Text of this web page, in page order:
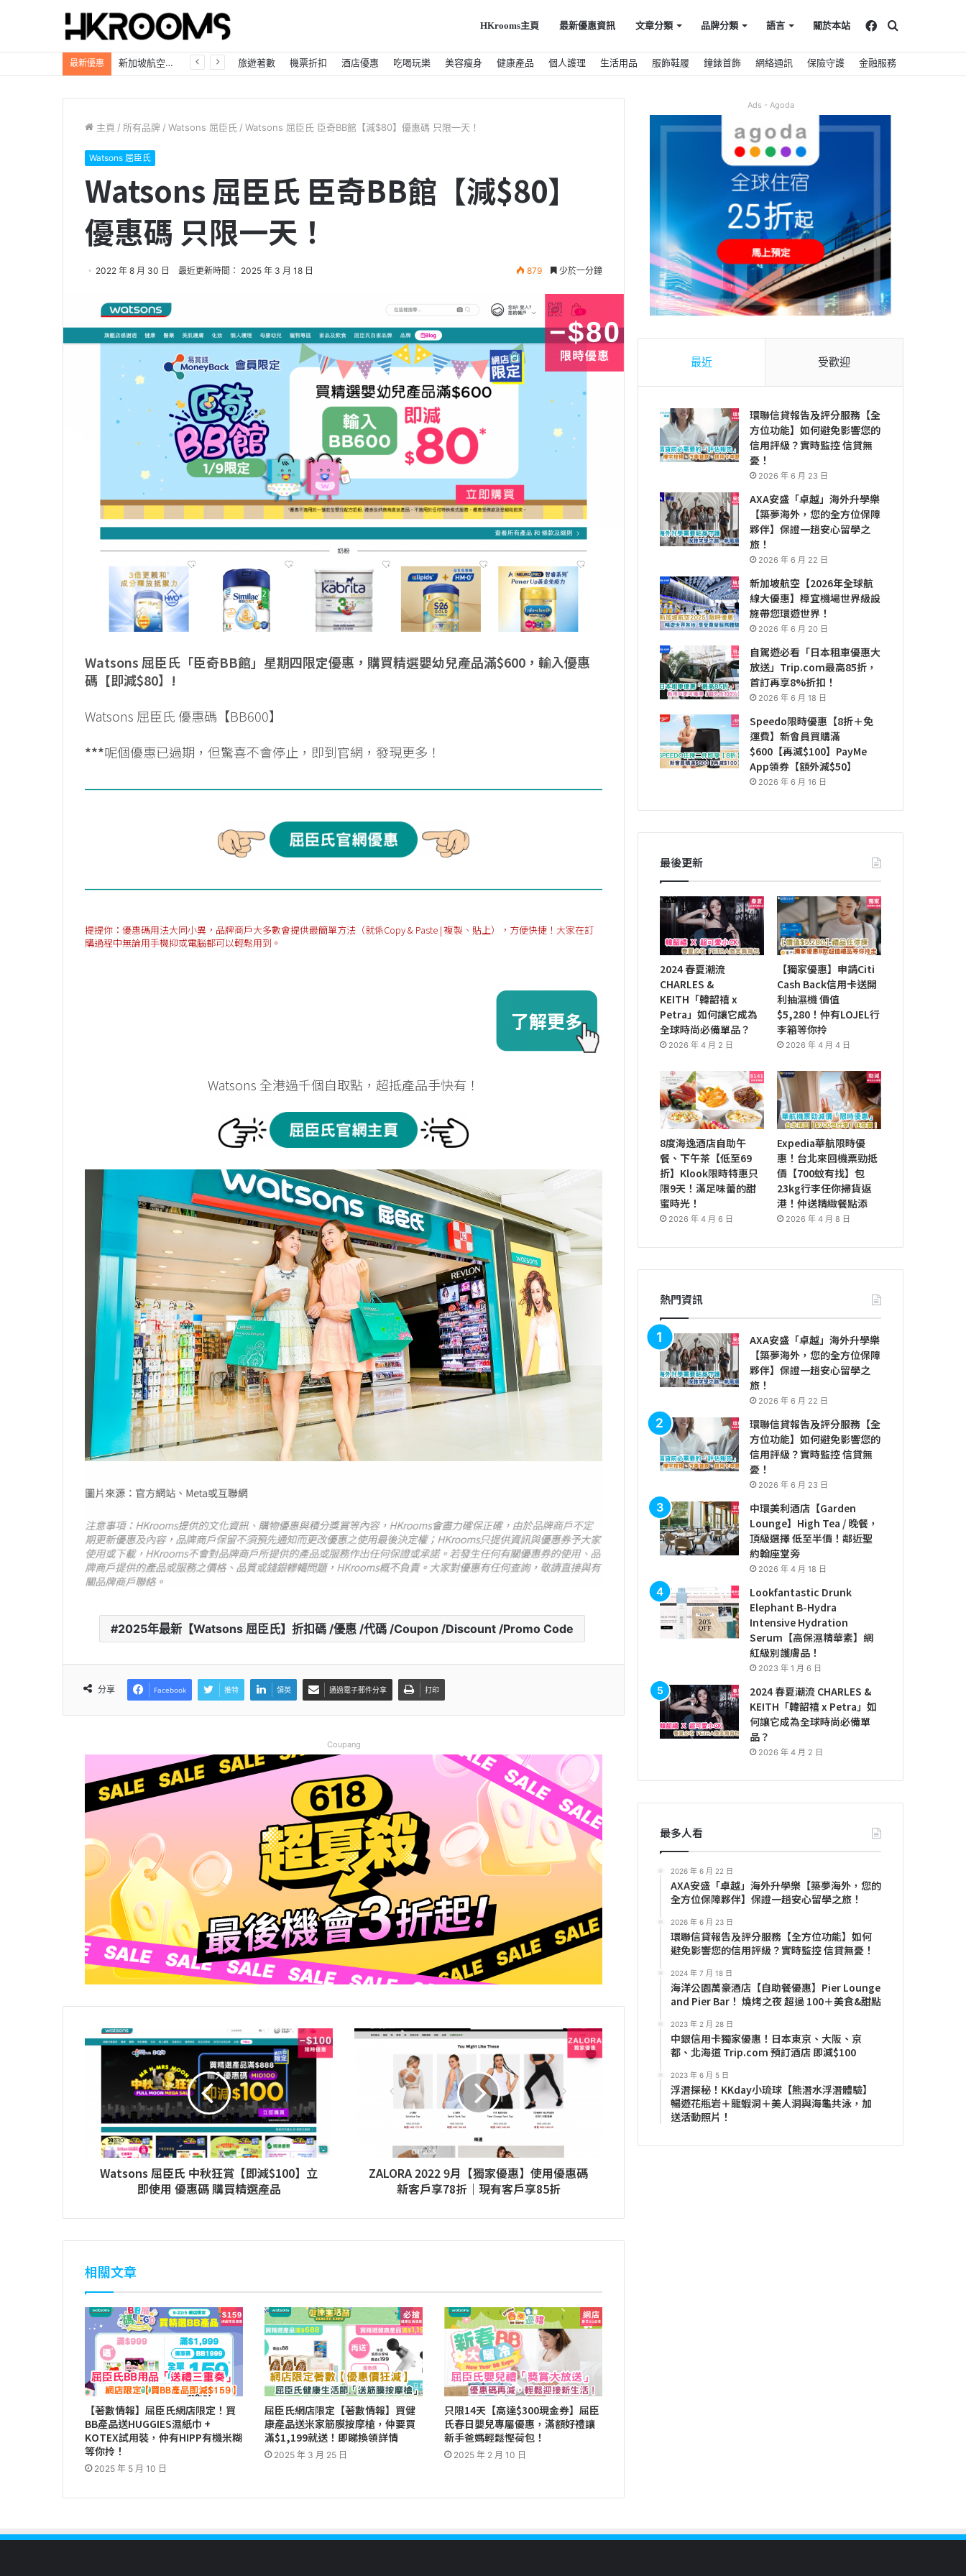
HKrooms主頁 最新優惠資訊 文章分類 品牌分類 語言 關於本站 搜
尋
Facebook
最新優惠 新加坡航空【2026年全球航線大優惠】樟宜機場世界級設施帶您環遊世界！ 旅遊著數 機票折扣 酒店優惠 吃喝玩樂 美容瘦身 健康產品 個人護理 生活用品 服飾鞋履 鐘錶首飾 網絡通訊 保險守護 金融服務
主頁 / 所有品牌 / Watsons 屈臣氏 / Watsons 屈臣氏 臣奇BB館【減$80】優惠碼 只限一天！
Watsons 屈臣氏
Watsons 屈臣氏 臣奇BB館【減$80】
優惠碼 只限一天！
2022 年 8 月 30 日 最近更新時間： 2025 年 3 月 18 日 879 少於一分鐘
Watsons 屈臣氏「臣奇BB館」星期四限定優惠，購買精選嬰幼兒產品滿$600，輸入優惠
碼【即減$80】 !
Watsons 屈臣氏 優惠碼【BB600】
***呢個優惠已過期，但驚喜不會停止，即到官網，發現更多！
提提你：優惠碼用法大同小異，品牌商戶大多數會提供最簡單方法（就係Copy & Paste | 複製、貼上），方便快捷！大家在訂
購過程中無論用手機抑或電腦都可以輕鬆用到。
Watsons 全港過千個自取點，超抵產品手快有！
2025年最新【Watsons 屈臣氏】折扣碼 /優惠 /代碼 /Coupon /Discount /Promo Code
分享 Facebook 推特 領英 通過電子郵件分享 打印
Coupang
Watsons 屈臣氏 中秋狂賞【即減$100】立
即使用 優惠碼 購買精選產品
ZALORA 2022 9月【獨家優惠】使用優惠碼
新客戶享78折｜現有客戶享85折
相關文章
【著數情報】屈臣氏網店限定！買
BB產品送HUGGIES濕紙巾 +
KOTEX試用裝，仲有HIPP有機米糊
等你拎！
2025 年 5 月 10 日
屈臣氏網店限定【著數情報】買健
康產品送米家筋膜按摩槍，仲要買
滿$1,199就送！即睇換領詳情
2025 年 3 月 25 日
只限14天【高達$300現金券】屈臣
氏春日嬰兒專屬優惠，滿額好禮讓
新手爸媽輕鬆慳荷包！
2025 年 2 月 10 日
Ads - Agoda
最近 受歡迎
環聯信貸報告及評分服務【全
方位功能】如何避免影響您的
信用評級？實時監控 信貸無
憂！
2026 年 6 月 23 日
AXA安盛「卓越」海外升學樂
【築夢海外，您的全方位保障
夥伴】保證一趟安心留學之
旅！
2026 年 6 月 22 日
新加坡航空【2026年全球航
線大優惠】樟宜機場世界級設
施帶您環遊世界！
2026 年 6 月 20 日
自駕遊必看「日本租車優惠大
放送」Trip.com最高85折，
首訂再享8%折扣！
2026 年 6 月 18 日
Speedo限時優惠【8折＋免
運費】新會員買購滿
$600【再減$100】PayMe
App領券【額外減$50】
2026 年 6 月 16 日
最後更新
2024 春夏潮流
CHARLES &
KEITH「韓韶禧 x
Petra」如何讓它成為
全球時尚必備單品？
2026 年 4 月 2 日
【獨家優惠】申請Citi
Cash Back信用卡送開
利抽濕機 價值
$5,280！仲有LOJEL行
李箱等你拎
2026 年 4 月 4 日
8度海逸酒店自助午
餐、下午茶【低至69
折】Klook限時特惠只
限9天！滿足味蕾的甜
蜜時光！
2026 年 4 月 6 日
Expedia華航限時優
惠！台北來回機票勁抵
價【700蚊有找】包
23kg行李任你掃貨返
港！仲送精緻餐點添
2026 年 4 月 8 日
熱門資訊
AXA安盛「卓越」海外升學樂
【築夢海外，您的全方位保障
夥伴】保證一趟安心留學之
旅！
2026 年 6 月 22 日
環聯信貸報告及評分服務【全
方位功能】如何避免影響您的
信用評級？實時監控 信貸無
憂！
2026 年 6 月 23 日
中環美利酒店【Garden
Lounge】High Tea / 晚餐，
頂級選擇 低至半價！鄰近聖
約翰座堂旁
2026 年 4 月 18 日
Lookfantastic Drunk
Elephant B-Hydra
Intensive Hydration
Serum【高保濕精華素】網
紅級別護膚品！
2023 年 1 月 6 日
2024 春夏潮流 CHARLES &
KEITH「韓韶禧 x Petra」如
何讓它成為全球時尚必備單
品？
2026 年 4 月 2 日
最多人看
2026 年 6 月 22 日
AXA安盛「卓越」海外升學樂【築夢海外，您的
全方位保障夥伴】保證一趟安心留學之旅！
2026 年 6 月 23 日
環聯信貸報告及評分服務【全方位功能】如何
避免影響您的信用評級？實時監控 信貸無憂！
2024 年 7 月 18 日
海洋公園萬豪酒店【自助餐優惠】Pier Lounge
and Pier Bar！ 燒烤之夜 超過 100＋美食&甜點
2023 年 2 月 28 日
中銀信用卡獨家優惠！日本東京、大阪、京
都、北海道 Trip.com 預訂酒店 即減$100
2023 年 6 月 5 日
浮潛探秘！KKday小琉球【熊潛水浮潛體驗】
暢遊花瓶岩＋龍蝦洞＋美人洞與海龜共泳，加
送活動照片！